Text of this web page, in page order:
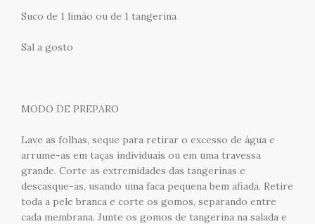
Suco de 1 limão ou de 1 tangerina
Sal a gosto
MODO DE PREPARO
Lave as folhas, seque para retirar o excesso de água e
arrume-as em taças individuais ou em uma travessa
grande. Corte as extremidades das tangerinas e
descasque-as, usando uma faca pequena bem afiada. Retire
toda a pele branca e corte os gomos, separando entre
cada membrana. Junte os gomos de tangerina na salada e